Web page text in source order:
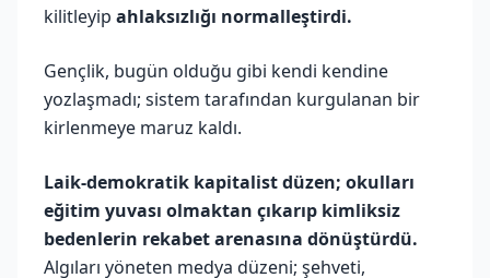
kilitleyip ahlaksızlığı normalleştirdi.
Gençlik, bugün olduğu gibi kendi kendine
yozlaşmadı; sistem tarafından kurgulanan bir
kirlenmeye maruz kaldı.
Laik-demokratik kapitalist düzen; okulları
eğitim yuvası olmaktan çıkarıp kimliksiz
bedenlerin rekabet arenasına dönüştürdü.
Algıları yöneten medya düzeni; şehveti,